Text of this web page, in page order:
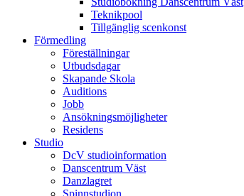
Teknikpool
Tillgänglig scenkonst
Förmedling
Föreställningar
Utbudsdagar
Skapande Skola
Auditions
Jobb
Ansökningsmöjligheter
Residens
Studio
DcV studioinformation
Danscentrum Väst
Danzlagret
Spinnstudion